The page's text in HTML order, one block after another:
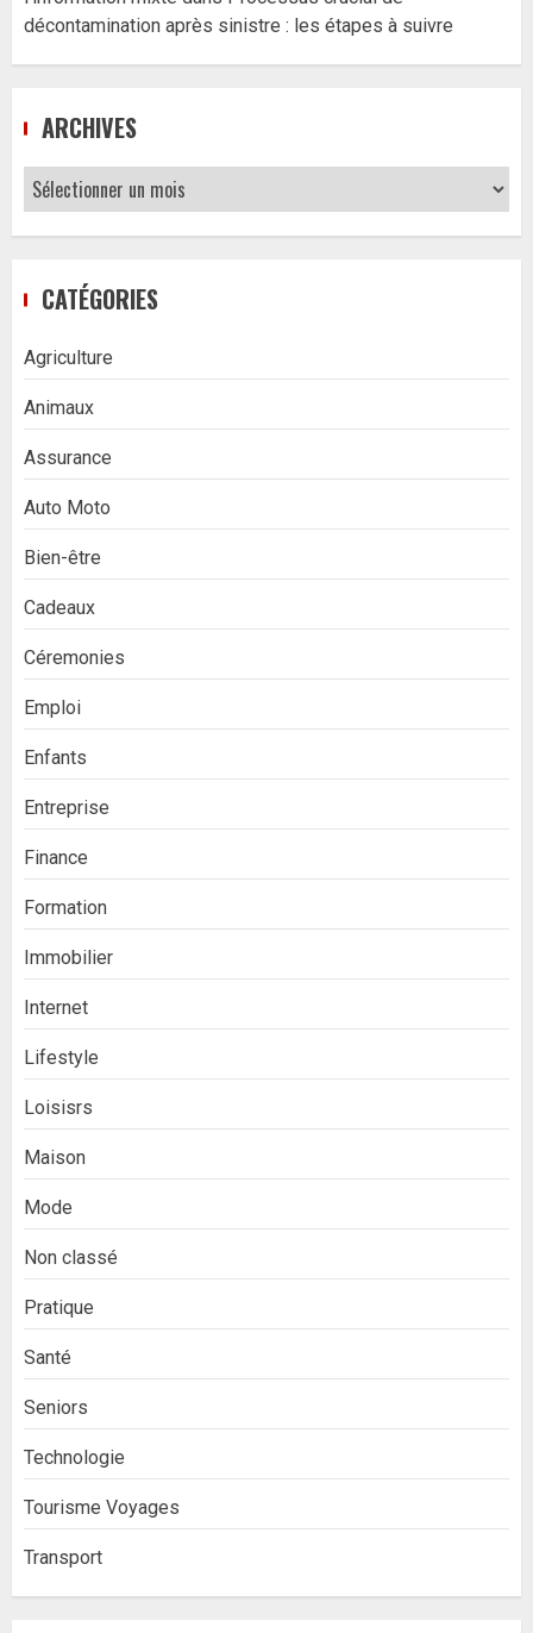
décontamination après sinistre : les étapes à suivre
ARCHIVES
Archives
CATÉGORIES
Agriculture
Animaux
Assurance
Auto Moto
Bien-être
Cadeaux
Céremonies
Emploi
Enfants
Entreprise
Finance
Formation
Immobilier
Internet
Lifestyle
Loisisrs
Maison
Mode
Non classé
Pratique
Santé
Seniors
Technologie
Tourisme Voyages
Transport